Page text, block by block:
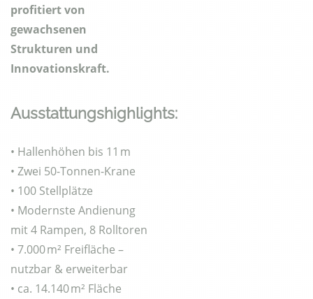
profitiert von
gewachsenen
Strukturen und
Innovationskraft.
Ausstattungshighlights:
• Hallenhöhen bis 11 m
• Zwei 50-Tonnen-Krane
• 100 Stellplätze
• Modernste Andienung
mit 4 Rampen, 8 Rolltoren
• 7.000 m² Freifläche –
nutzbar & erweiterbar
• ca. 14.140 m² Fläche